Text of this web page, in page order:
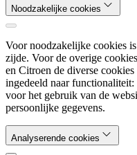
Noodzakelijke cookies
Voor noodzakelijke cookies
zijde. Voor de overige
en Citroen de diverse
ingedeeld naar
voor het gebruik van de
persoonlijke gegevens.
Analyserende cookies